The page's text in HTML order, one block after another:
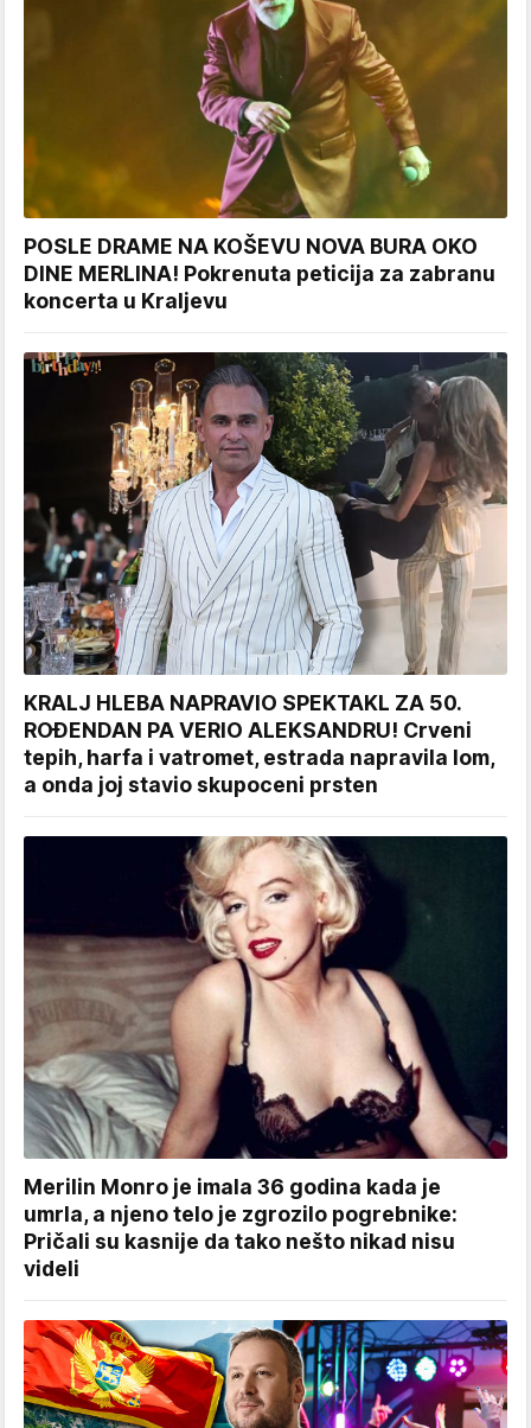
POSLE DRAME NA KOŠEVU NOVA BURA OKO
DINE MERLINA! Pokrenuta peticija za zabranu
koncerta u Kraljevu
KRALJ HLEBA NAPRAVIO SPEKTAKL ZA 50.
ROĐENDAN PA VERIO ALEKSANDRU! Crveni
tepih, harfa i vatromet, estrada napravila lom,
a onda joj stavio skupoceni prsten
Merilin Monro je imala 36 godina kada je
umrla, a njeno telo je zgrozilo pogrebnike:
Pričali su kasnije da tako nešto nikad nisu
videli